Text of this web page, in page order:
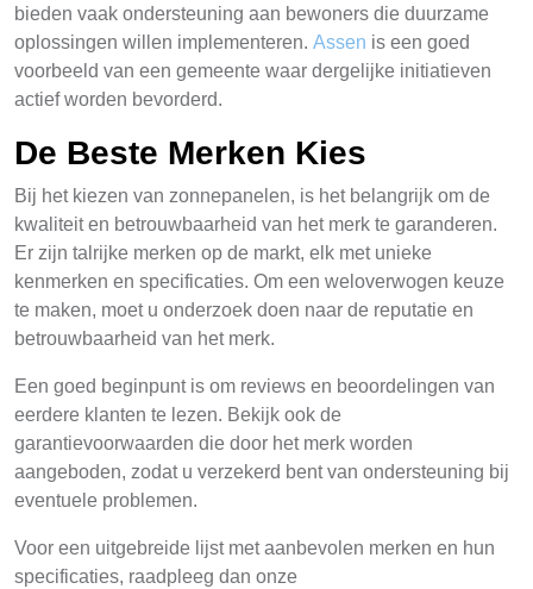
bieden vaak ondersteuning aan bewoners die duurzame
oplossingen willen implementeren. Assen is een goed
voorbeeld van een gemeente waar dergelijke initiatieven
actief worden bevorderd.
De Beste Merken Kies
Bij het kiezen van zonnepanelen, is het belangrijk om de
kwaliteit en betrouwbaarheid van het merk te garanderen.
Er zijn talrijke merken op de markt, elk met unieke
kenmerken en specificaties. Om een weloverwogen keuze
te maken, moet u onderzoek doen naar de reputatie en
betrouwbaarheid van het merk.
Een goed beginpunt is om reviews en beoordelingen van
eerdere klanten te lezen. Bekijk ook de
garantievoorwaarden die door het merk worden
aangeboden, zodat u verzekerd bent van ondersteuning bij
eventuele problemen.
Voor een uitgebreide lijst met aanbevolen merken en hun
specificaties, raadpleeg dan onze